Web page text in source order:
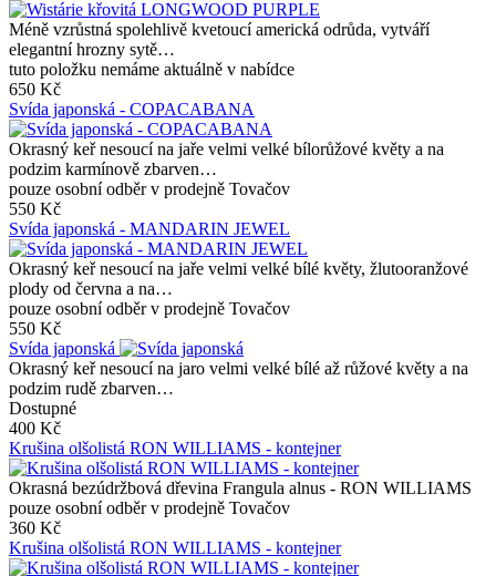
Méně vzrůstná spolehlivě kvetoucí americká odrůda, vytváří
elegantní hrozny sytě…
tuto položku nemáme aktuálně v nabídce
650 Kč
Svída japonská - COPACABANA
Okrasný keř nesoucí na jaře velmi velké bílorůžové květy a na
podzim karmínově zbarven…
pouze osobní odběr v prodejně Tovačov
550 Kč
Svída japonská - MANDARIN JEWEL
Okrasný keř nesoucí na jaře velmi velké bílé květy, žlutooranžové
plody od června a na…
pouze osobní odběr v prodejně Tovačov
550 Kč
Svída japonská
Okrasný keř nesoucí na jaro velmi velké bílé až růžové květy a na
podzim rudě zbarven…
Dostupné
400 Kč
Krušina olšolistá RON WILLIAMS - kontejner
Okrasná bezúdržbová dřevina Frangula alnus - RON WILLIAMS
pouze osobní odběr v prodejně Tovačov
360 Kč
Krušina olšolistá RON WILLIAMS - kontejner